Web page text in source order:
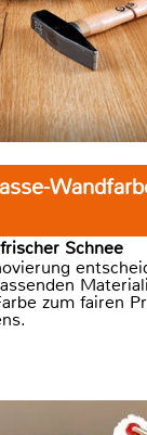
Schnee
zum fairen